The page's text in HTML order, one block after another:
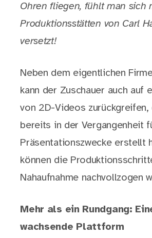
Ohren fliegen, fühlt man sich
Produktionsstätten von Carl
versetzt!
Neben dem eigentlichen
kann der Zuschauer auch auf
von 2D-Videos zurückgreifen,
bereits in der Vergangenheit
Präsentationszwecke erstellt
können die
Nahaufnahme nachvollzogen
Mehr als ein Rundgang:
wachsende Plattform